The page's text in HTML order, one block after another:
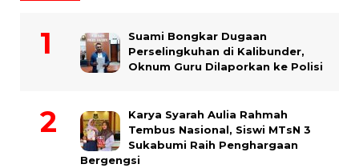
Suami Bongkar Dugaan
Perselingkuhan di Kalibunder,
Oknum Guru Dilaporkan ke Polisi
Karya Syarah Aulia Rahmah
Tembus Nasional, Siswi MTsN 3
Sukabumi Raih Penghargaan
Bergengsi